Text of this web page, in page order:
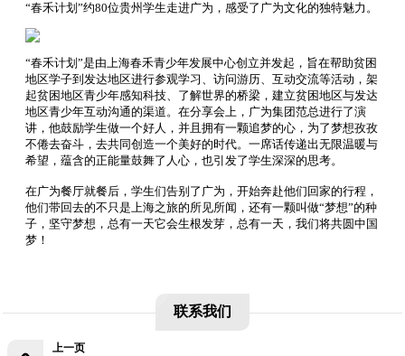
“春禾计划”约80位贵州学生走进广为，感受了广为文化的独特魅力。
“春禾计划”是由上海春禾青少年发展中心创立并发起，旨在帮助贫困
地区学子到发达地区进行参观学习、访问游历、互动交流等活动，架
起贫困地区青少年感知科技、了解世界的桥梁，建立贫困地区与发达
地区青少年互动沟通的渠道。在分享会上，广为集团范总进行了演
讲，他鼓励学生做一个好人，并且拥有一颗追梦的心，为了梦想孜孜
不倦去奋斗，去共同创造一个美好的时代。一席话传递出无限温暖与
希望，蕴含的正能量鼓舞了人心，也引发了学生深深的思考。
在广为餐厅就餐后，学生们告别了广为，开始奔赴他们回家的行程，
他们带回去的不只是上海之旅的所见所闻，还有一颗叫做“梦想”的种
子，坚守梦想，总有一天它会生根发芽，总有一天，我们将共圆中国
梦！
联系我们
上一页